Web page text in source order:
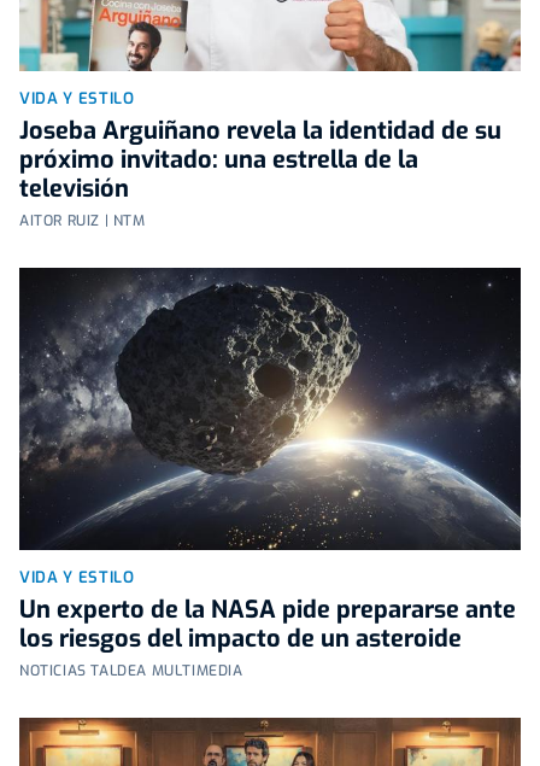
VIDA Y ESTILO
Joseba Arguiñano revela la identidad de su
próximo invitado: una estrella de la
televisión
AITOR RUIZ | NTM
VIDA Y ESTILO
Un experto de la NASA pide prepararse ante
los riesgos del impacto de un asteroide
NOTICIAS TALDEA MULTIMEDIA